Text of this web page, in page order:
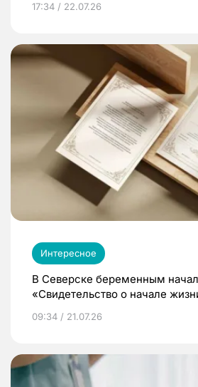
17:34 / 22.07.26
Интересное
В Северске беременным
«Свидетельство о начале
09:34 / 21.07.26